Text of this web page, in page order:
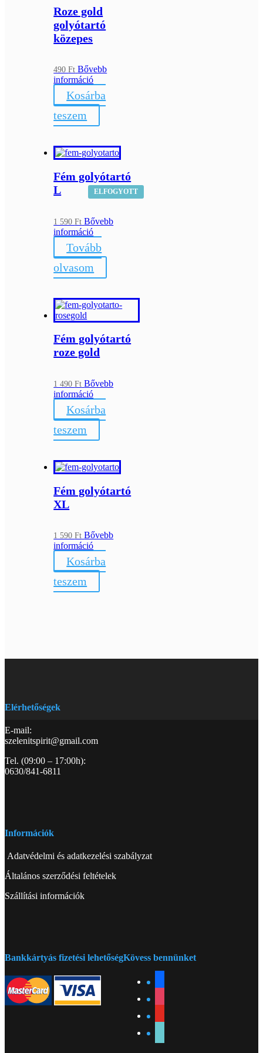
Roze gold
golyótartó
közepes
490Ft Bővebb
információ
Kosárba
teszem
ELFOGYOTT
Fém golyótartó
L
1 590Ft Bővebb
információ
Tovább
olvasom
Fém golyótartó
roze gold
1 490Ft Bővebb
információ
Kosárba
teszem
Fém golyótartó
XL
1 590Ft Bővebb
információ
Kosárba
teszem
Elérhetőségek
E-mail:
szelenitspirit@gmail.com
Tel. (09:00 – 17:00h):
0630/841-6811
Információk
Adatvédelmi és adatkezelési szabályzat
Általános szerződési feltételek
Szállítási információk
Bankkártyás fizetési lehetőségKövess bennünket